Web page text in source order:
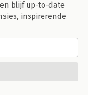
blijf up-to-date
inspirerende